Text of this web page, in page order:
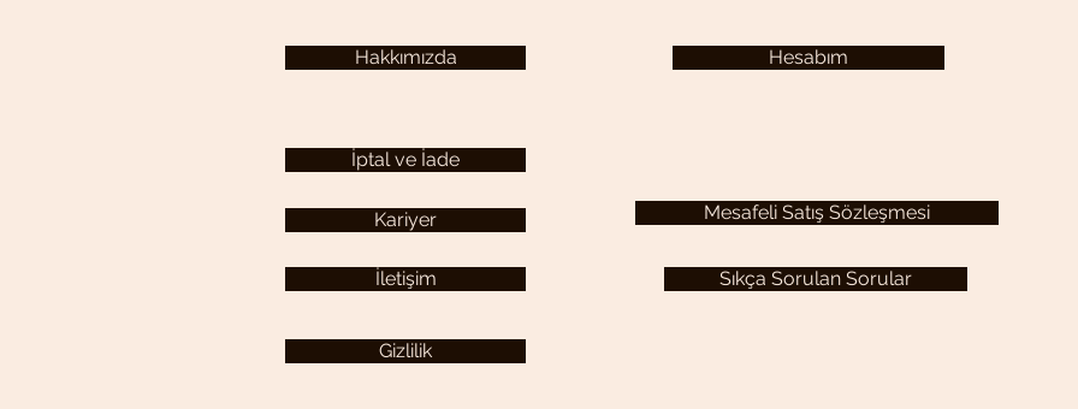
Hakkımızda
İptal ve İade
Hesabım
Sıkça Sorulan Sorular
İletişim
Mesafeli Satış Sözleşmesi
Gizlilik
Kariyer